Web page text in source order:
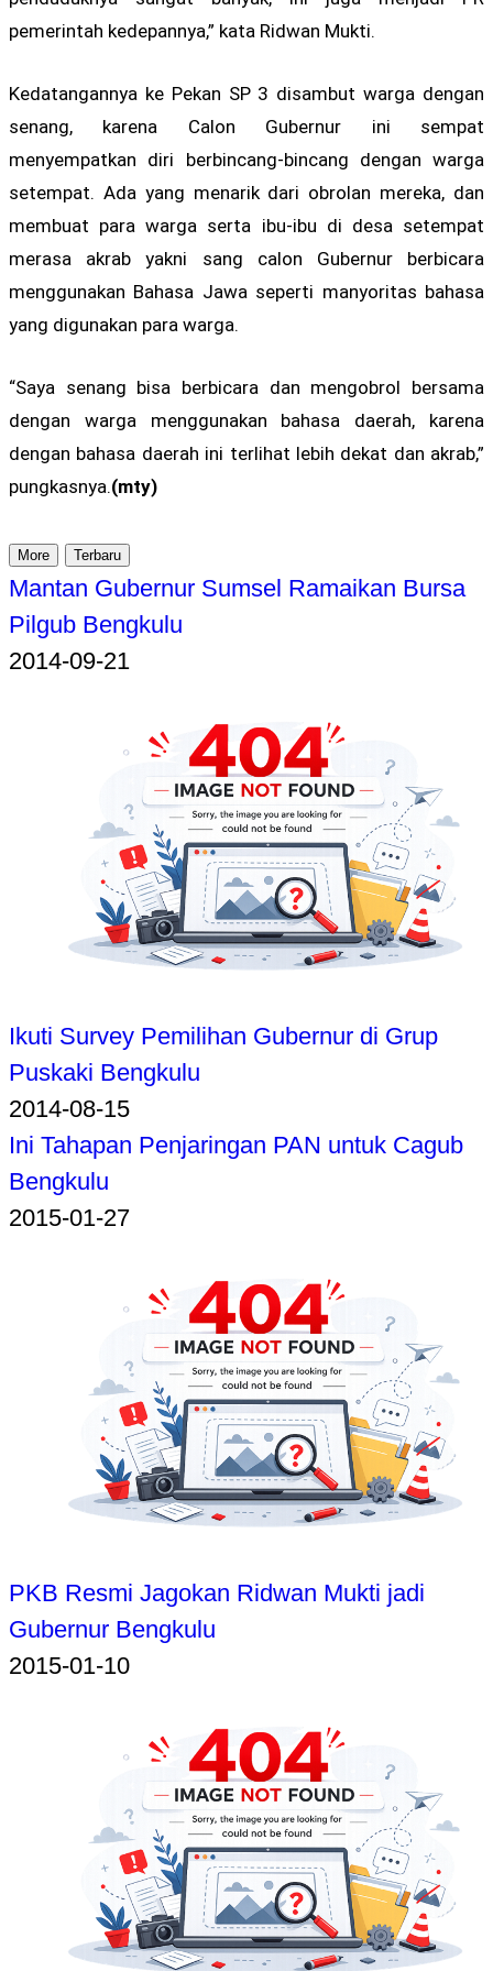
pemerintah kedepannya,” kata Ridwan Mukti.
Kedatangannya ke Pekan SP 3 disambut warga dengan
senang, karena Calon Gubernur ini sempat
menyempatkan diri berbincang-bincang dengan warga
setempat. Ada yang menarik dari obrolan mereka, dan
membuat para warga serta ibu-ibu di desa setempat
merasa akrab yakni sang calon Gubernur berbicara
menggunakan Bahasa Jawa seperti manyoritas bahasa
yang digunakan para warga.
“Saya senang bisa berbicara dan mengobrol bersama
dengan warga menggunakan bahasa daerah, karena
dengan bahasa daerah ini terlihat lebih dekat dan akrab,”
pungkasnya.(mty)
More Terbaru
Mantan Gubernur Sumsel Ramaikan Bursa
Pilgub Bengkulu
2014-09-21
Ikuti Survey Pemilihan Gubernur di Grup
Puskaki Bengkulu
2014-08-15
Ini Tahapan Penjaringan PAN untuk Cagub
Bengkulu
2015-01-27
PKB Resmi Jagokan Ridwan Mukti jadi
Gubernur Bengkulu
2015-01-10